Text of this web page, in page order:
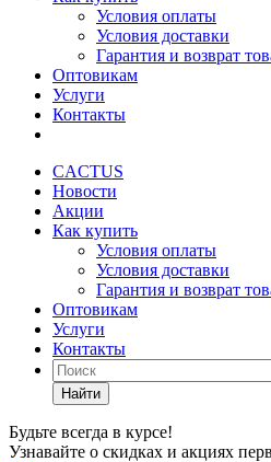
Условия оплаты
Условия доставки
Гарантия и возврат
Оптовикам
Услуги
Контакты
CACTUS
Новости
Акции
Как купить
Условия оплаты
Условия доставки
Гарантия и возврат
Оптовикам
Услуги
Контакты
Найти
Будьте всегда в курсе!
Узнавайте о скидках и акциях